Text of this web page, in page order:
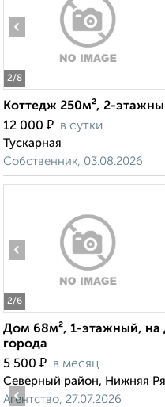
2/8
‹
Коттедж 250м², 2-
12 000 ₽ в сутки
Тускарная
Собственник, 03.08.2026
2/6
‹
Дом 68м², 1-этажный, на
города
5 500 ₽ в месяц
Северный район, Нижняя
Агентство, 27.07.2026
‹